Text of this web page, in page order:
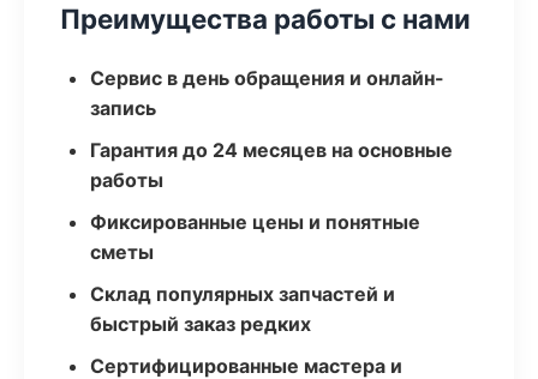
Преимущества работы с нами
Сервис в день обращения и онлайн-
запись
Гарантия до 24 месяцев на основные
работы
Фиксированные цены и понятные
сметы
Склад популярных запчастей и
быстрый заказ редких
Сертифицированные мастера и